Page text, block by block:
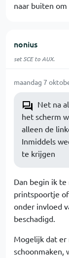
naar buiten
nonius
set SCE to AUX.
maandag 7
Net na
het scherm
alleen de
Inmiddels
te krijgen
Dan begin ik
printspoortje
onder invloed
beschadigd.
Mogelijk dat er
schoonmaken,